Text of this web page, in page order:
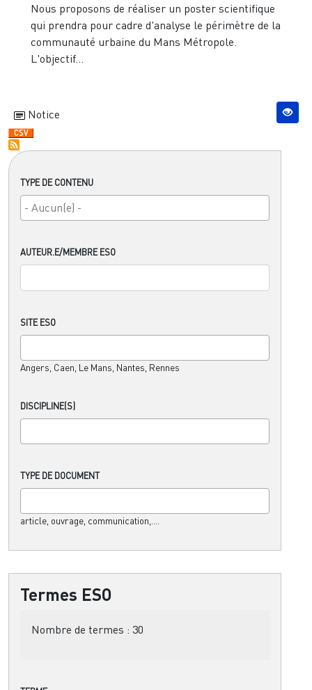
TYPE DE CONTENU
AUTEUR.E/MEMBRE ESO
SITE ESO
Angers, Caen, Le Mans, Nantes, Rennes
DISCIPLINE(S)
TYPE DE DOCUMENT
article, ouvrage, communication,....
Termes ESO
Nombre de termes : 30
Nous proposons de réaliser un poster scientifique
qui prendra pour cadre d'analyse le périmètre de la
communauté urbaine du Mans Métropole.
L'objectif...
Notice